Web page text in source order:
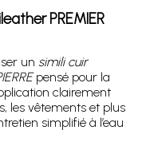
PREMIER
un simili cuir
pensé pour la
clairement
les vêtements et plus
simplifié à l’eau